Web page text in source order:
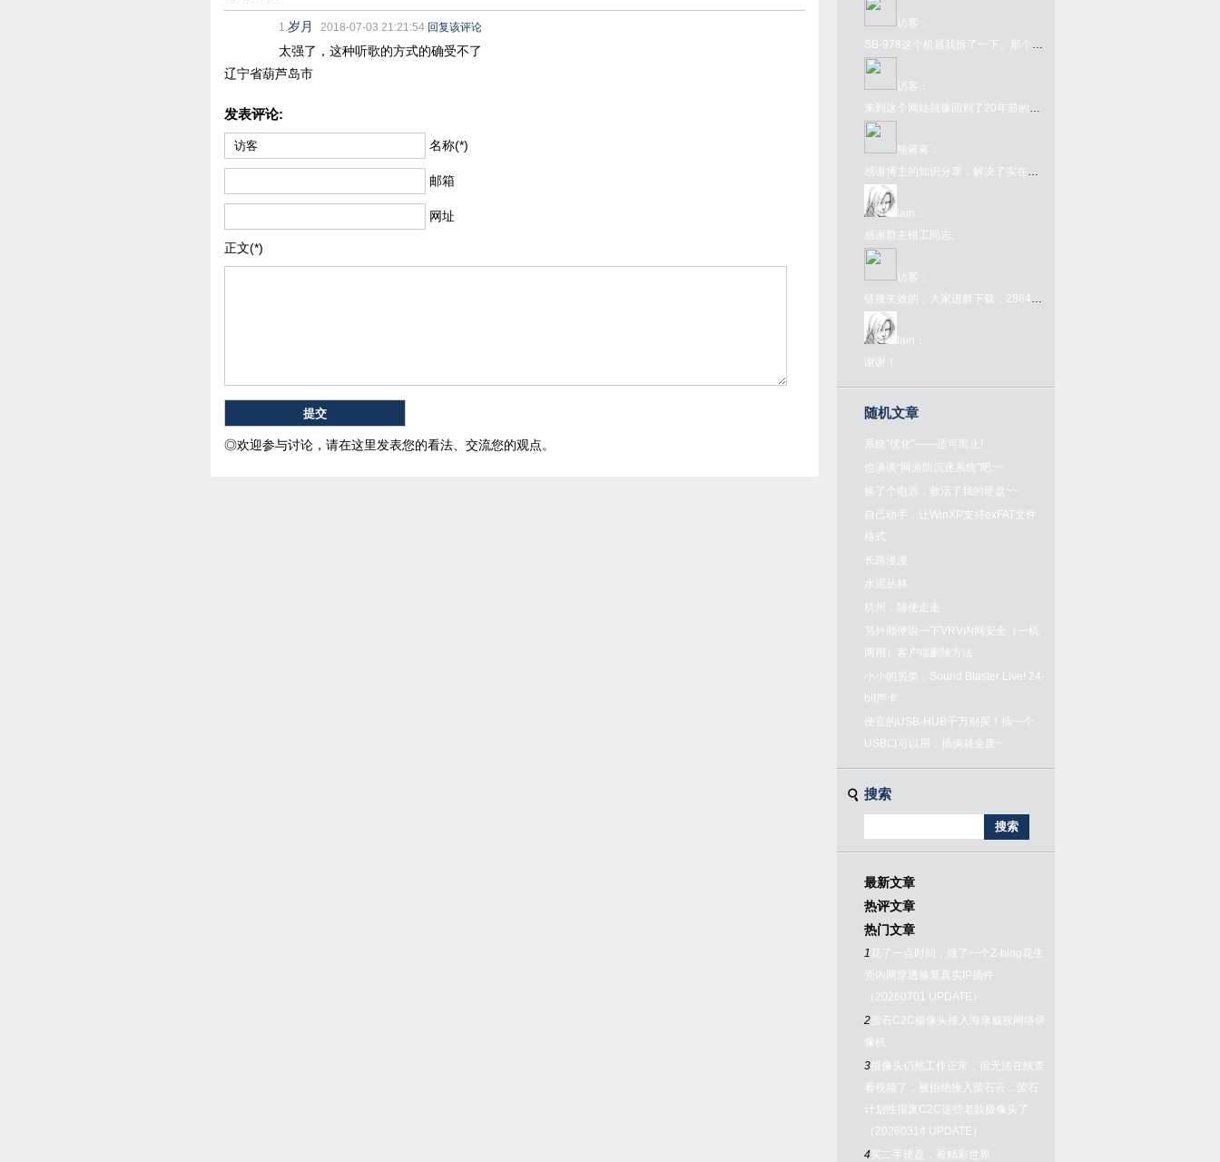
1.岁月 2018-07-03 21:21:54 回复该评论
太强了，这种听歌的方式的确受不了
辽宁省葫芦岛市
发表评论:
名称(*)
邮箱
网址
正文(*)
◎欢迎参与讨论，请在这里发表您的看法、交流您的观点。
访客
SB-978这个机器我拆了一下。那个FC转接卡内部其实是一个牛屎版的UM6561，所以那个转接卡本身就是个FC了，插到978上只为了取电和接入手柄键盘吧就。978本体是另一颗牛屎，看不出任何型号。很奇葩的一个主机型号了。
访客
来到这个网站就像回到了20年前的互联网一样，太酷了
熊蒋蒋
感谢博主的知识分享，解决了实在的问题
lain
感谢群主钳工同志。
访客
链接失效的，大家进群下载，286445907，欢迎大家来喝茶
lain
谢谢！
随机文章
系统“优化”——适可而止!
也谈谈“网游防沉迷系统”吧~~
换了个电源，救活了我的硬盘~~
自己动手，让WinXP支持exFAT文件
格式
长路漫漫
水泥丛林
杭州，随便走走
另外顺便说一下VRV内网安全（一机
两用）客户端删除方法
小小的另类，Sound Blaster Live! 24-
bit声卡
便宜的USB-HUB千万别买！插一个
USB口可以用，插俩就全废~
搜索
最新文章
热评文章
热门文章
1 花了一点时间，做了一个Z-blog花生
壳内网穿透修复真实IP插件
（20260701 UPDATE）
2 萤石C2C摄像头接入海康威视网络录
像机
3 摄像头仍然工作正常，但无法在线查
看视频了，被拒绝接入萤石云…萤石
计划性报废C2C这些老款摄像头了
（20260314 UPDATE）
4买二手硬盘，看精彩世界